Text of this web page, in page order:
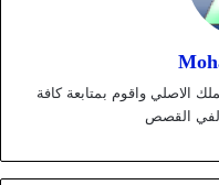
الاصلي واقوم بمتابعة كافة
القصص